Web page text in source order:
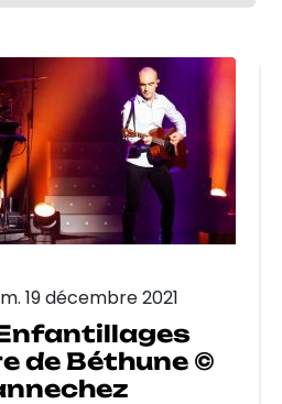
19 décembre 2021
de Béthune ©